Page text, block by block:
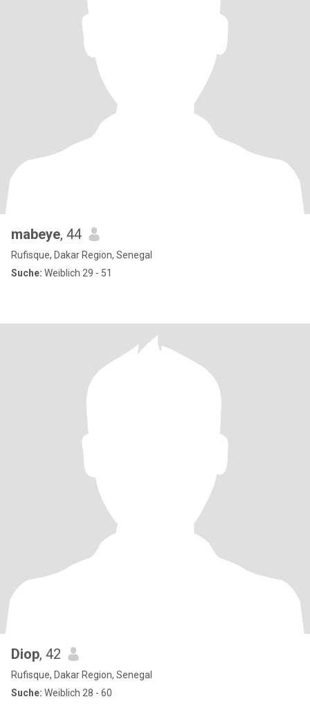
mabeye, 44
Rufisque, Dakar Region, Senegal
Suche: Weiblich 29 - 51
Diop, 42
Rufisque, Dakar Region, Senegal
Suche: Weiblich 28 - 60